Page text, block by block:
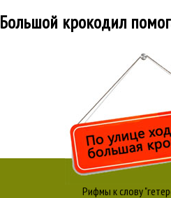
Большой крокодил
Рифмы к слову